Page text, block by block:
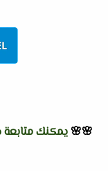
🌸🌸 يمكنك